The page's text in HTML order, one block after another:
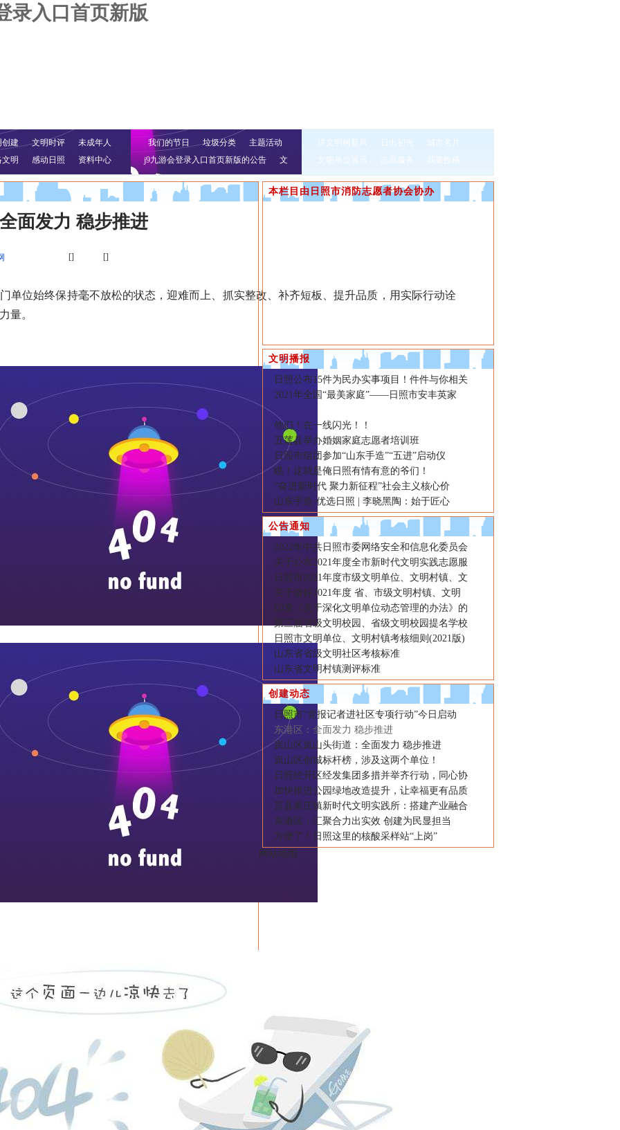
录入口首页新版
创建 文明时评
未成年人
明
感动日照 资料中心
我们的节日 垃圾分类
主题活动
j9九游会登录入口首页新版的公告
文
明行动
讲文明树新风 日出初光
城市名片
文明单位展示
志愿服务 我要投稿
面发力 稳步推进
[] []
位始终保持毫不放松的状态，迎难而上、抓实整改、补齐短板、提升品质，用实际行动诠
量。
本栏目由日照市消防志愿者协会协办
文明播报
日照公布15件为民办实事项目！件件与你相关
2021年全国“最美家庭”——日照市安丰英家
他们！在一线闪光！！
五莲县举办婚姻家庭志愿者培训班
日照市组团参加“山东手造”“五进”启动仪
瞧！这就是俺日照有情有意的爷们！
“奋进新时代 聚力新征程”社会主义核心价
山东手造·优选日照 | 李晓黑陶：始于匠心
公告通知
2022年中共日照市委网络安全和信息化委员会
关于公布2021年度全市新时代文明实践志愿服
日照市2021年度市级文明单位、文明村镇、文
关于做好2021年度 省、市级文明村镇、文明
印发《关于深化文明单位动态管理的办法》的
第三届省级文明校园、省级文明校园提名学校
日照市文明单位、文明村镇考核细则(2021版)
山东省省级文明社区考核标准
山东省文明村镇测评标准
创建动态
日照市“党报记者进社区专项行动”今日启动
东港区：全面发力 稳步推进
岚山区岚山头街道：全面发力 稳步推进
岚山区创城标杆榜，涉及这两个单位！
日照经开区经发集团多措并举齐行动，同心协
加快推进公园绿地改造提升，让幸福更有品质
莒县果庄镇新时代文明实践所：搭建产业融合
东港区：汇聚合力出实效 创建为民显担当
方便了！日照这里的核酸采样站“上岗”
网站地图